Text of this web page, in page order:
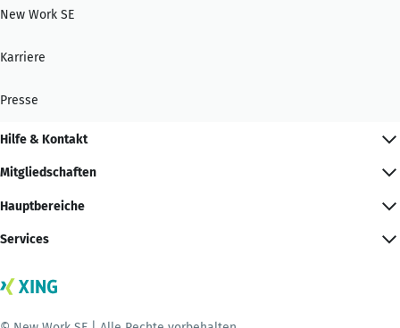
New Work SE
Karriere
Presse
Hilfe & Kontakt
Mitgliedschaften
Hauptbereiche
Services